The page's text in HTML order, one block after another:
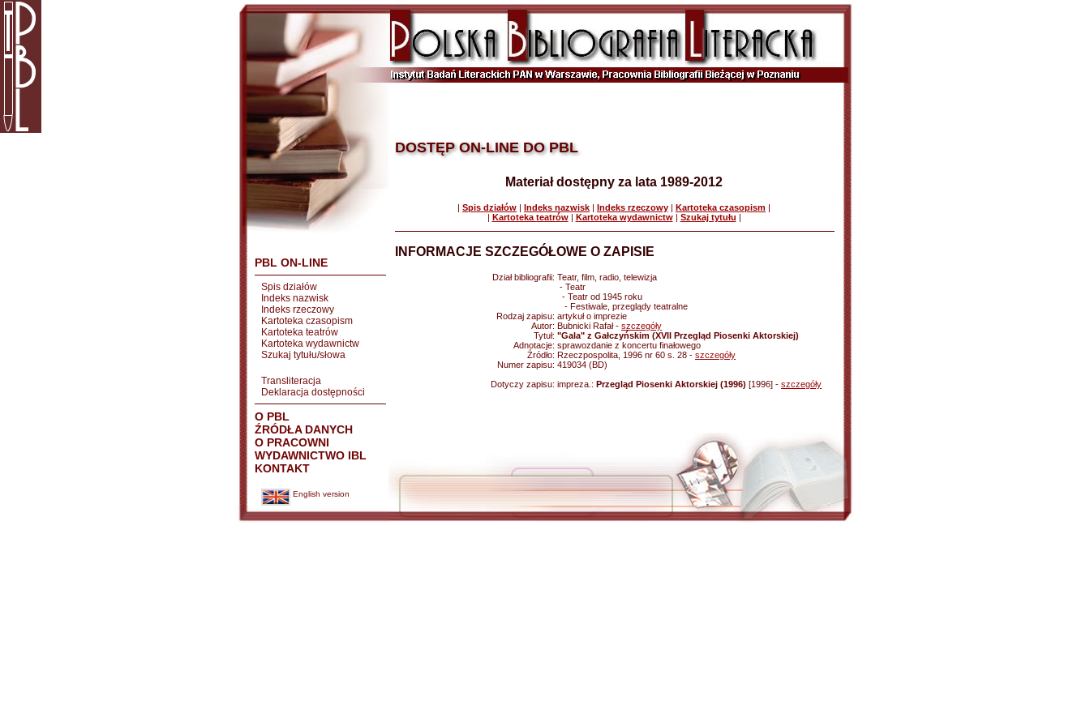
PBL ON-LINE
Spis działów
Indeks nazwisk
Indeks rzeczowy
Kartoteka czasopism
Kartoteka teatrów
Kartoteka wydawnictw
Szukaj tytułu/słowa
Transliteracja
Deklaracja dostępności
O PBL
ŹRÓDŁA DANYCH
O PRACOWNI
WYDAWNICTWO IBL
KONTAKT
English version
DOSTĘP ON-LINE DO PBL
Materiał dostępny za lata 1989-2012
| Spis działów | Indeks nazwisk | Indeks rzeczowy | Kartoteka czasopism |
| Kartoteka teatrów| Kartoteka wydawnictw| Szukaj tytułu |
INFORMACJE SZCZEGÓŁOWE O ZAPISIE
Dział bibliografii: Teatr, film, radio, telewizja
- Teatr
- Teatr od 1945 roku
- Festiwale, przeglądy teatralne
Rodzaj zapisu: artykuł o imprezie
Autor: Bubnicki Rafał - szczegóły
Tytuł: "Gala" z Gałczyńskim (XVII Przegląd Piosenki Aktorskiej)
Adnotacje: sprawozdanie z koncertu finałowego
Źródło: Rzeczpospolita, 1996 nr 60 s. 28 - szczegóły
Numer zapisu: 419034 (BD)
Dotyczy zapisu: impreza.: Przegląd Piosenki Aktorskiej (1996) [1996] - szczegóły